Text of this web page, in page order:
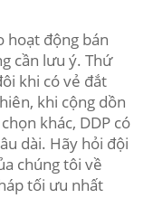
hoạt động bán
cần lưu ý. Thứ
khi có vẻ đắt
khi cộng dồn
khác, DDP có
dài. Hãy hỏi đội
chúng tôi về
tối ưu nhất